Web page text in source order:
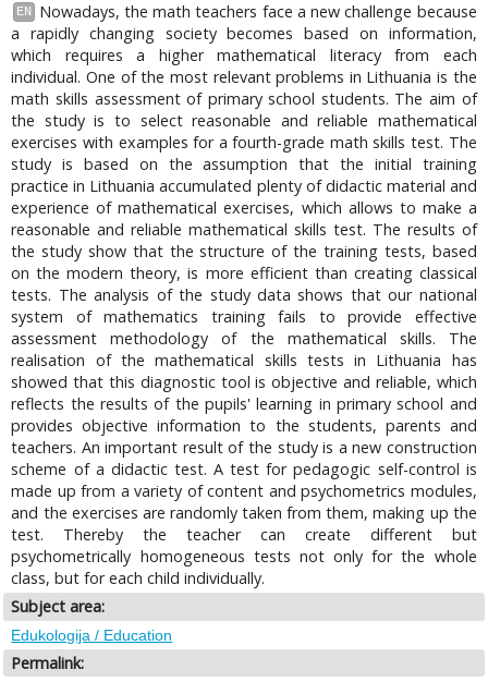
EN
Nowadays, the math teachers face a new challenge because
a rapidly changing society becomes based on information,
which requires a higher mathematical literacy from each
individual. One of the most relevant problems in Lithuania is the
math skills assessment of primary school students. The aim of
the study is to select reasonable and reliable mathematical
exercises with examples for a fourth-grade math skills test. The
study is based on the assumption that the initial training
practice in Lithuania accumulated plenty of didactic material and
experience of mathematical exercises, which allows to make a
reasonable and reliable mathematical skills test. The results of
the study show that the structure of the training tests, based
on the modern theory, is more efficient than creating classical
tests. The analysis of the study data shows that our national
system of mathematics training fails to provide effective
assessment methodology of the mathematical skills. The
realisation of the mathematical skills tests in Lithuania has
showed that this diagnostic tool is objective and reliable, which
reflects the results of the pupils' learning in primary school and
provides objective information to the students, parents and
teachers. An important result of the study is a new construction
scheme of a didactic test. A test for pedagogic self-control is
made up from a variety of content and psychometrics modules,
and the exercises are randomly taken from them, making up the
test. Thereby the teacher can create different but
psychometrically homogeneous tests not only for the whole
class, but for each child individually.
Subject area:
Edukologija / Education
Permalink: